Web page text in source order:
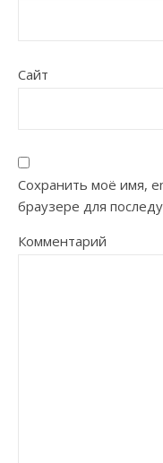
Сайт
Сохранить моё имя,
браузере для
Комментарий